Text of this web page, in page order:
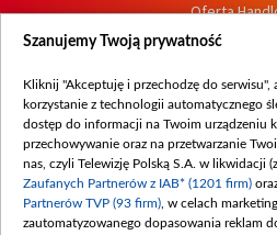
Oferta
Dostępność
Procedura zgłoszeń
Szanujemy Twoją prywatność
Kliknij "Akceptuję i przechodzę do serwisu",
korzystanie z technologii automatycznego
dostęp do informacji na Twoim urządzeniu
przechowywanie oraz na przetwarzanie
nas, czyli Telewizję Polską S.A. w likwidacji
Zaufanych Partnerów z IAB* (1201 firm)
Partnerów TVP (93 firm) , w celach
zautomatyzowanego dopasowania reklam